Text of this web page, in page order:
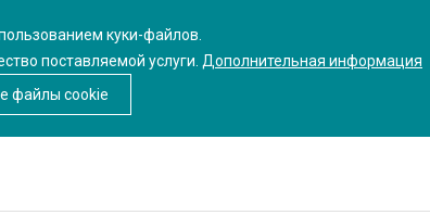
куки-файлов.
поставляемой услуги. Дополнительная информация
файлы cookie